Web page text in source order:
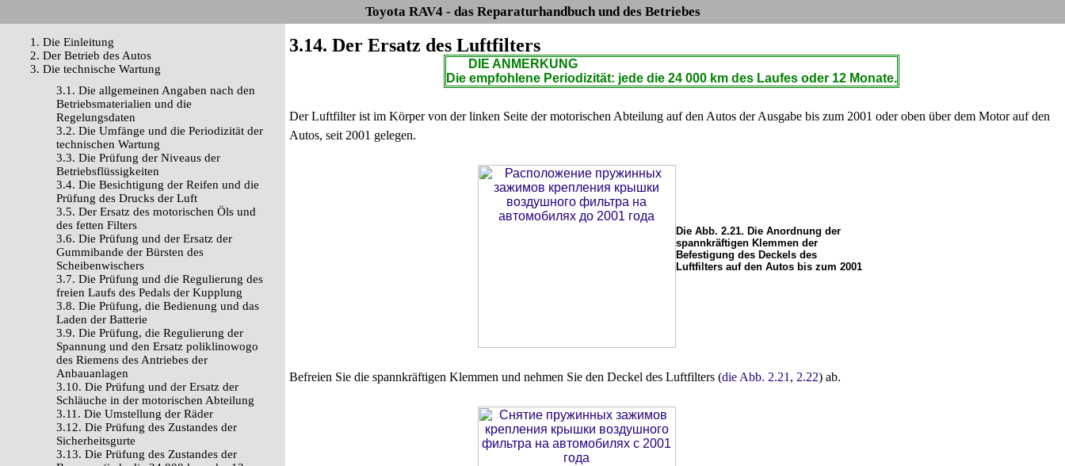
Toyota RAV4 - das Reparaturhandbuch und des Betriebes
1. Die Einleitung
2. Der Betrieb des Autos
3. Die technische Wartung
3.1. Die allgemeinen Angaben nach den
Betriebsmaterialien und die
Regelungsdaten
3.2. Die Umfänge und die Periodizität der
technischen Wartung
3.3. Die Prüfung der Niveaus der
Betriebsflüssigkeiten
3.4. Die Besichtigung der Reifen und die
Prüfung des Drucks der Luft
3.5. Der Ersatz des motorischen Öls und
des fetten Filters
3.6. Die Prüfung und der Ersatz der
Gummibande der Bürsten des
Scheibenwischers
3.7. Die Prüfung und die Regulierung des
freien Laufs des Pedals der Kupplung
3.8. Die Prüfung, die Bedienung und das
Laden der Batterie
3.9. Die Prüfung, die Regulierung der
Spannung und den Ersatz poliklinowogo
des Riemens des Antriebes der
Anbauanlagen
3.10. Die Prüfung und der Ersatz der
Schläuche in der motorischen Abteilung
3.11. Die Umstellung der Räder
3.12. Die Prüfung des Zustandes der
Sicherheitsgurte
3.13. Die Prüfung des Zustandes der
3.14. Der Ersatz des Luftfilters
DIE ANMERKUNG
Die empfohlene Periodizität: jede die 24 000 km des Laufes oder 12 Monate.
Der Luftfilter ist im Körper von der linken Seite der motorischen Abteilung auf den Autos der Ausgabe bis zum 2001 oder oben über dem Motor auf den
Autos, seit 2001 gelegen.
Die Abb. 2.21. Die Anordnung der
spannkräftigen Klemmen der
Befestigung des Deckels des
Luftfilters auf den Autos bis zum 2001
Befreien Sie die spannkräftigen Klemmen und nehmen Sie den Deckel des Luftfilters (die Abb. 2.21 , 2.22) ab.